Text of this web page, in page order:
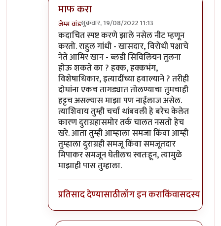
माफ करा
जेम्स वांडशुक्रवार, 19/08/2022 11:13
In reply toअहो राहुल गांधी आणि आमिर खान
कदाचित स्पष्ट करणे झाले नसेल नीट म्हणून
करतो. राहुल गांधी - खासदार, विरोधी पक्षाचे
नेते आमिर खान - ब्लडी सिविलियन तुलना
होऊ शकते का ? हक्क, हक्कभंग,
विशेषाधिकार, इत्यादींच्या हवाल्याने ? तरीही
दोघांना एकच तागड्यात तोलण्याचा तुमचाही
हट्टच असल्यास माझा पण नाईलाज असेल.
त्याशिवाय तुम्ही चर्चा थांबवली हे बरेच केलेत
कारण दुराग्रहासमोर तर्क चालत नसतो हेच
खरे. आता तुम्ही आम्हाला समजा किंवा आम्ही
तुम्हाला दुराग्रही समजू किंवा समजूतदार
मिपाकर समजून घेतीलच स्वतःहून, त्यामुळे
माझाही पास तुम्हाला.
प्रतिसाद देण्यासाठीलॉग इन कराकिंवासदस्य व्हा